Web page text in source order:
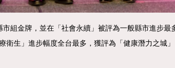
組金牌，並在「社會永續」被評為一般縣市進步最
生」進步幅度全台最多，獲評為「健康潛力之城